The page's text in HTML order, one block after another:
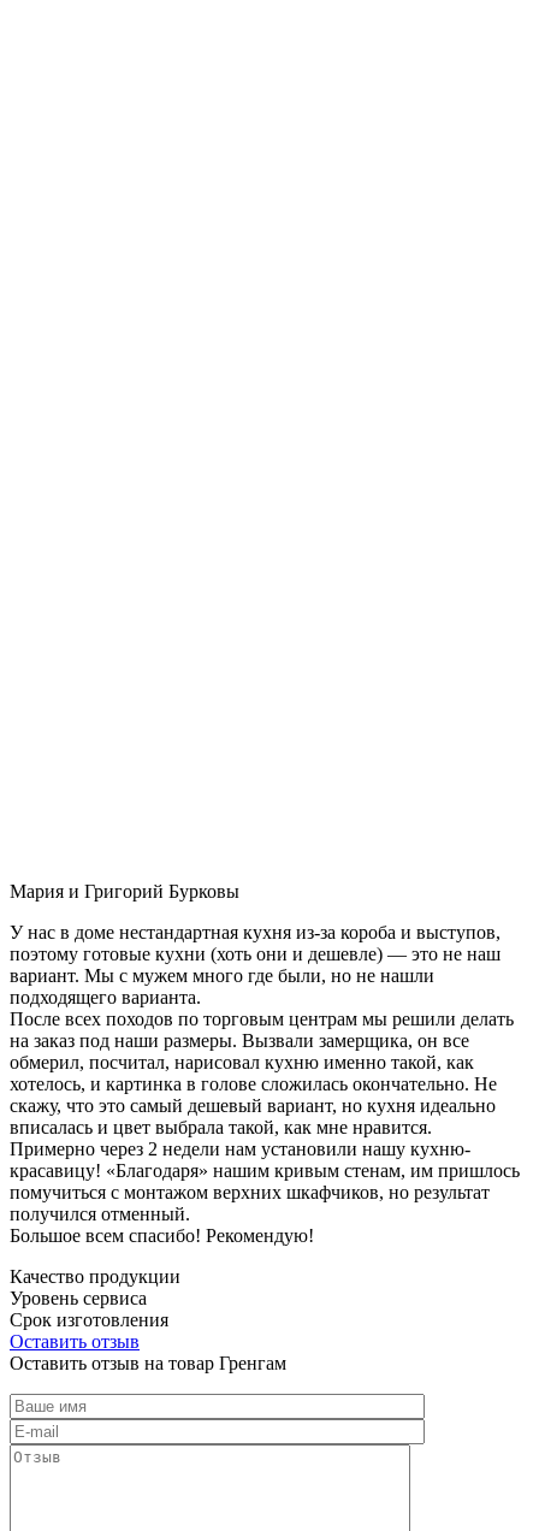
Мария и Григорий Бурковы
У нас в доме нестандартная кухня из-за короба и выступов,
поэтому готовые кухни (хоть они и дешевле) — это не наш
вариант. Мы с мужем много где были, но не нашли
подходящего варианта.
После всех походов по торговым центрам мы решили делать
на заказ под наши размеры. Вызвали замерщика, он все
обмерил, посчитал, нарисовал кухню именно такой, как
хотелось, и картинка в голове сложилась окончательно. Не
скажу, что это самый дешевый вариант, но кухня идеально
вписалась и цвет выбрала такой, как мне нравится.
Примерно через 2 недели нам установили нашу кухню-
красавицу! «Благодаря» нашим кривым стенам, им пришлось
помучиться с монтажом верхних шкафчиков, но результат
получился отменный.
Большое всем спасибо! Рекомендую!
Качество продукции
Уровень сервиса
Срок изготовления
Оставить отзыв
Оставить отзыв на товар Гренгам